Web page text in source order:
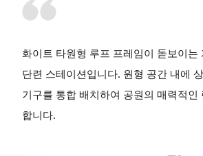
화이트 타원형 루프 프레임이 돋보이는
단련 스테이션입니다. 원형 공간 내에
기구를 통합 배치하여 공원의 매력적인
합니다.